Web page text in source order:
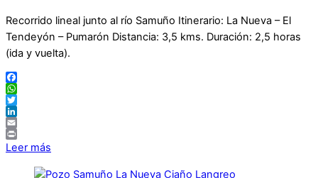
Recorrido lineal junto al río Samuño Itinerario: La Nueva – El
Tendeyón – Pumarón Distancia: 3,5 kms. Duración: 2,5 horas
(ida y vuelta).
Facebook
WhatsApp
Twitter
LinkedIn
Email
Print
Leer más